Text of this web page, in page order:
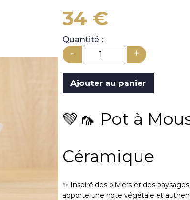
34 €
Quantité :
- +
💚🦟 Pot à
Céramique
✨ Inspiré des oliviers et des
apporte une note végétale et